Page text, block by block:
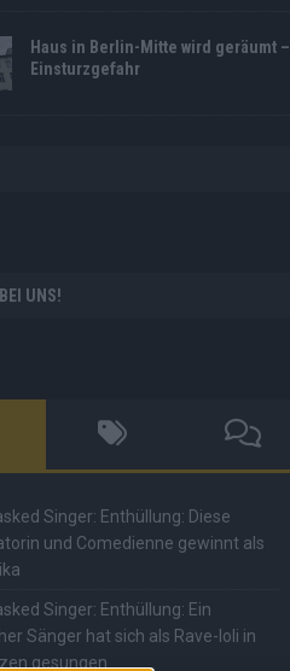
Haus in Berlin-Mitte wird geräumt –
Einsturzgefahr
UNS!
Singer: Enthüllung: Diese
und Comedienne gewinnt als
Singer: Enthüllung: Ein
Sänger hat sich als Rave-Ioli in
gesungen